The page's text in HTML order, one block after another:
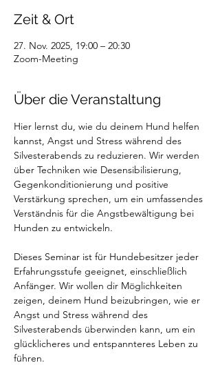
Zeit & Ort
27. Nov. 2025, 19:00 – 20:30
Zoom-Meeting
Über die Veranstaltung
Hier lernst du, wie du deinem Hund helfen
kannst, Angst und Stress während des
Silvesterabends zu reduzieren. Wir werden
über Techniken wie Desensibilisierung,
Gegenkonditionierung und positive
Verstärkung sprechen, um ein umfassendes
Verständnis für die Angstbewältigung bei
Hunden zu entwickeln.
Dieses Seminar ist für Hundebesitzer jeder
Erfahrungsstufe geeignet, einschließlich
Anfänger. Wir wollen dir Möglichkeiten
zeigen, deinem Hund beizubringen, wie er
Angst und Stress während des
Silvesterabends überwinden kann, um ein
glücklicheres und entspannteres Leben zu
führen.